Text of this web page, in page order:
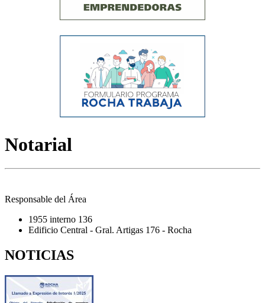
Notarial
Responsable del Área
1955 interno 136
Edificio Central - Gral. Artigas 176 - Rocha
NOTICIAS